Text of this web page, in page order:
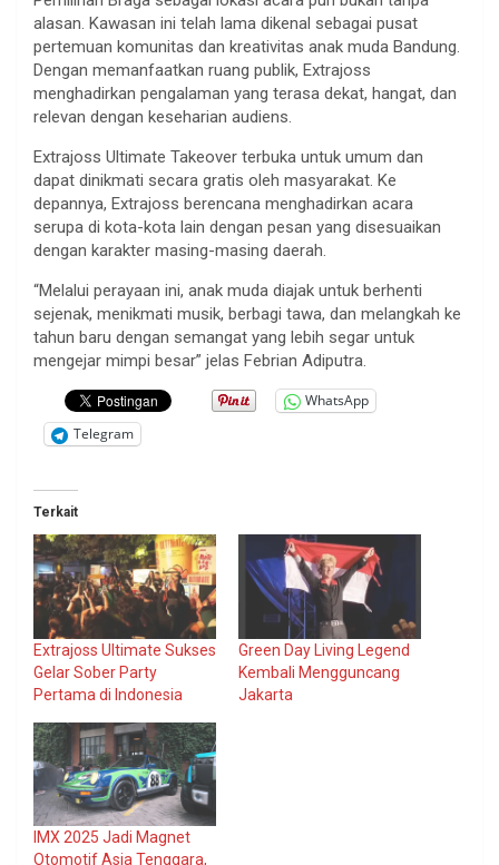
alasan. Kawasan ini telah lama dikenal sebagai pusat
pertemuan komunitas dan kreativitas anak muda Bandung.
Dengan memanfaatkan ruang publik, Extrajoss
menghadirkan pengalaman yang terasa dekat, hangat, dan
relevan dengan keseharian audiens.
Extrajoss Ultimate Takeover terbuka untuk umum dan
dapat dinikmati secara gratis oleh masyarakat. Ke
depannya, Extrajoss berencana menghadirkan acara
serupa di kota-kota lain dengan pesan yang disesuaikan
dengan karakter masing-masing daerah.
“Melalui perayaan ini, anak muda diajak untuk berhenti
sejenak, menikmati musik, berbagi tawa, dan melangkah ke
tahun baru dengan semangat yang lebih segar untuk
mengejar mimpi besar” jelas Febrian Adiputra.
WhatsApp
Telegram
Terkait
Extrajoss Ultimate Sukses
Gelar Sober Party
Pertama di Indonesia
Green Day Living Legend
Kembali Mengguncang
Jakarta
IMX 2025 Jadi Magnet
Otomotif Asia Tenggara,